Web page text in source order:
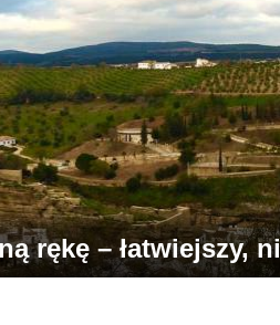
rękę – łatwiejszy,